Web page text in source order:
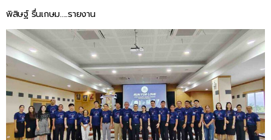
พิสิษฐ์ รื่นเกษม…..รายงาน